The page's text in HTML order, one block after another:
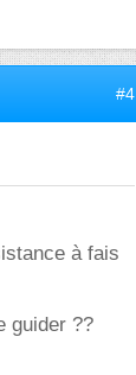
#4
à fais
guider ??